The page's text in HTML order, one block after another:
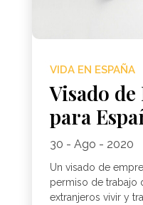
VIDA EN ESPAÑA
Visado
para
30 - Ago - 2020
Un visado de
permiso de trabajo
extranjeros vivir y